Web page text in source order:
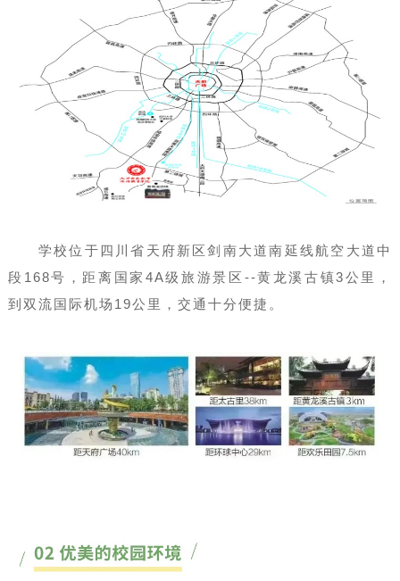
学校位于四川省天府新区剑南大道南延线航空大道中
段168号，距离国家4A级旅游景区--黄龙溪古镇3公里，
到双流国际机场19公里，交通十分便捷。